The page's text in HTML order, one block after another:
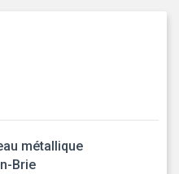
métallique
Brie